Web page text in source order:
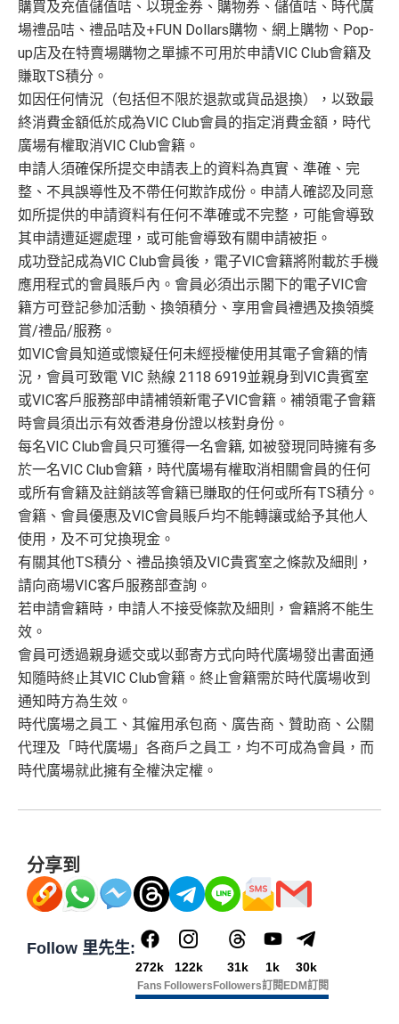
購買及充值儲值咭、以現金券、購物券、儲值咭、時代廣
場禮品咭、禮品咭及+FUN Dollars購物、網上購物、Pop-
up店及在特賣場購物之單據不可用於申請VIC Club會籍及
賺取TS積分。
如因任何情況（包括但不限於退款或貨品退換），以致最
終消費金額低於成為VIC Club會員的指定消費金額，時代
廣場有權取消VIC Club會籍。
申請人須確保所提交申請表上的資料為真實、準確、完
整、不具誤導性及不帶任何欺詐成份。申請人確認及同意
如所提供的申請資料有任何不準確或不完整，可能會導致
其申請遭延遲處理，或可能會導致有關申請被拒。
成功登記成為VIC Club會員後，電子VIC會籍將附載於手機
應用程式的會員賬戶內。會員必須出示閣下的電子VIC會
籍方可登記參加活動、換領積分、享用會員禮遇及換領獎
賞/禮品/服務。
如VIC會員知道或懷疑任何未經授權使用其電子會籍的情
況，會員可致電 VIC 熱線 2118 6919並親身到VIC貴賓室
或VIC客戶服務部申請補領新電子VIC會籍。補領電子會籍
時會員須出示有效香港身份證以核對身份。
每名VIC Club會員只可獲得一名會籍, 如被發現同時擁有多
於一名VIC Club會籍，時代廣場有權取消相關會員的任何
或所有會籍及註銷該等會籍已賺取的任何或所有TS積分。
會籍、會員優惠及VIC會員賬戶均不能轉讓或給予其他人
使用，及不可兌換現金。
有關其他TS積分、禮品換領及VIC貴賓室之條款及細則，
請向商場VIC客戶服務部查詢。
若申請會籍時，申請人不接受條款及細則，會籍將不能生
效。
會員可透過親身遞交或以郵寄方式向時代廣場發出書面通
知隨時終止其VIC Club會籍。終止會籍需於時代廣場收到
通知時方為生效。
時代廣場之員工、其僱用承包商、廣告商、贊助商、公關
代理及「時代廣場」各商戶之員工，均不可成為會員，而
時代廣場就此擁有全權決定權。
分享到
Follow 里先生:
272k
Fans
122k
Followers
31k
Followers
1k
訂閱
30k
EDM訂閱